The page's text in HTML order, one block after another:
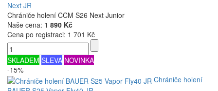
Next JR
Chrániče holení CCM S26 Next Junior
Naše cena: 1 890 Kč
Cena po registraci: 1 701 Kč
SKLADEM SLEVA NOVINKA
-15%
Chrániče holení